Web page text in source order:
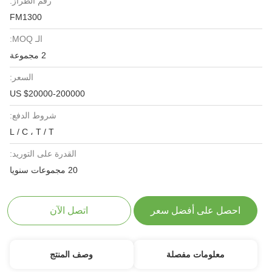
FM1300
الـ MOQ:
2 مجموعة
السعر:
US $20000-200000
شروط الدفع:
L / C ، T / T
القدرة على التوريد:
20 مجموعات سنويا
احصل على أفضل سعر اتصل الآن
معلومات مفصلة وصف المنتج